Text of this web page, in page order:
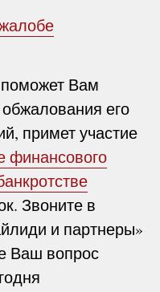
Вам
его
примет участие
финансового
Звоните в
и партнеры»
Ваш вопрос